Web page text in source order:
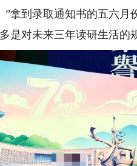
”拿到录取通知书的五六
是对未来三年读研生活的